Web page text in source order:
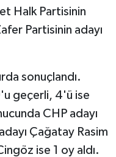
Halk Partisinin
Partisinin adayı
sonuçlandı.
geçerli, 4'ü ise
CHP adayı
Çağatay Rasim
ise 1 oy aldı.